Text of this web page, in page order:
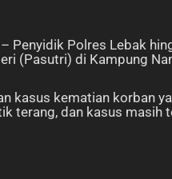
– Penyidik Polres Lebak
(Pasutri) di Kampung
kasus kematian korban
terang, dan kasus masih